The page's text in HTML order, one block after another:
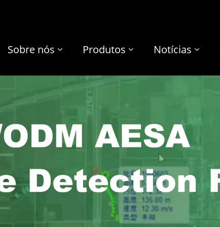
Sobre nós Produtos Notícias